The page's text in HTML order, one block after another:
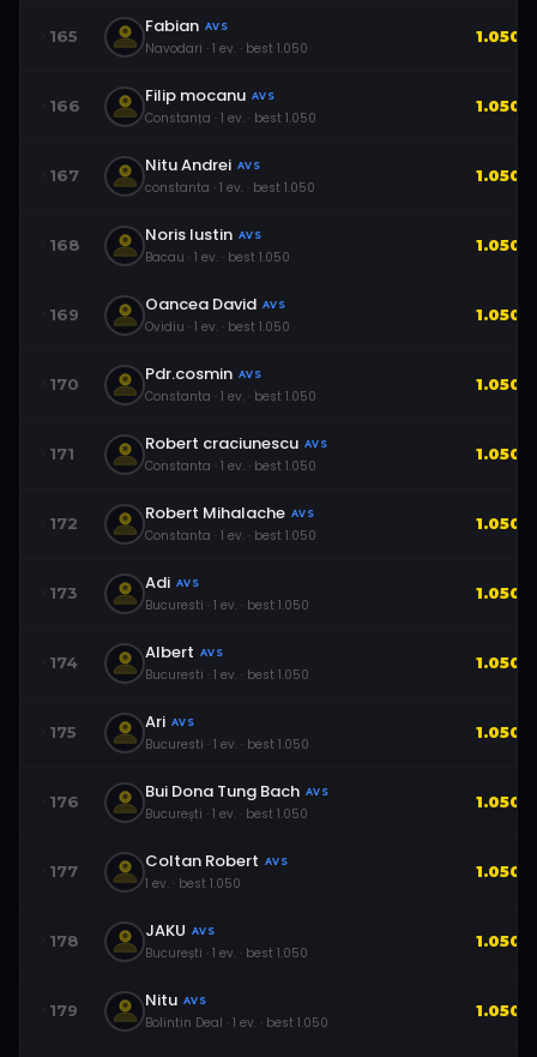
165 Fabian AVS
Navodari · 1 ev. · best 1.050
1.050
166 Filip mocanu AVS
Constanța · 1 ev. · best 1.050
1.050
167 Nitu Andrei AVS
constanta · 1 ev. · best 1.050
1.050
168 Noris Iustin AVS
Bacau · 1 ev. · best 1.050
1.050
169 Oancea David AVS
Ovidiu · 1 ev. · best 1.050
1.050
170 Pdr.cosmin AVS
Constanta · 1 ev. · best 1.050
1.050
171 Robert craciunescu AVS
Constanta · 1 ev. · best 1.050
1.050
172 Robert Mihalache AVS
Constanta · 1 ev. · best 1.050
1.050
173 Adi AVS
Bucuresti · 1 ev. · best 1.050
1.050
174 Albert AVS
Bucuresti · 1 ev. · best 1.050
1.050
175 Ari AVS
Bucuresti · 1 ev. · best 1.050
1.050
176 Bui Dona Tung Bach AVS
București · 1 ev. · best 1.050
1.050
177 Coltan Robert AVS
1 ev. · best 1.050
1.050
178 JAKU AVS
București · 1 ev. · best 1.050
1.050
179 Nitu AVS
Bolintin Deal · 1 ev. · best 1.050
1.050